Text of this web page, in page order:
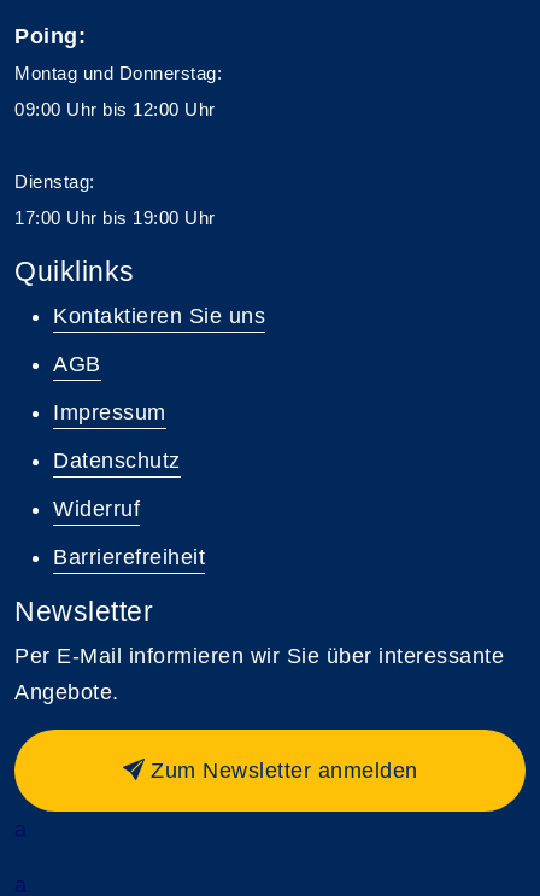
Poing:
Montag und Donnerstag:
09:00 Uhr bis 12:00 Uhr
Dienstag:
17:00 Uhr bis 19:00 Uhr
Quiklinks
Kontaktieren Sie uns
AGB
Impressum
Datenschutz
Widerruf
Barrierefreiheit
Newsletter
Per E-Mail informieren wir Sie über interessante
Angebote.
Zum Newsletter anmelden
a
a